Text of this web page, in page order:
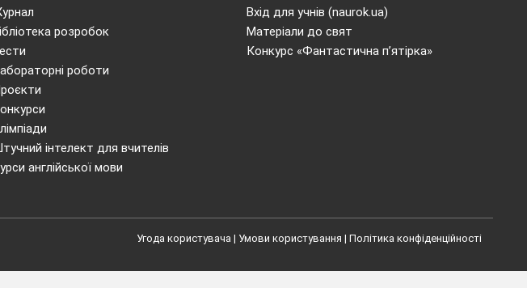
розробок
роботи
інтелект для вчителів
англійської мови
Вхід для учнів (naurok.ua)
Матеріали до свят
Конкурс «Фантастична п’ятірка»
Угода користувача | Умови користування | Політика конфіденційності